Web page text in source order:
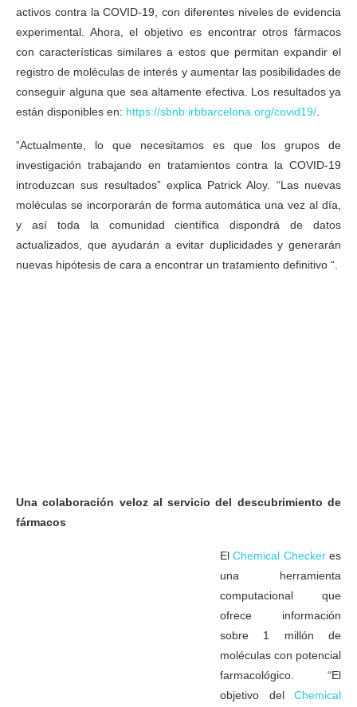
activos contra la COVID-19, con diferentes niveles de evidencia
experimental. Ahora, el objetivo es encontrar otros fármacos
con características similares a estos que permitan expandir el
registro de moléculas de interés y aumentar las posibilidades de
conseguir alguna que sea altamente efectiva. Los resultados ya
están disponibles en: https://sbnb.irbbarcelona.org/covid19/
“Actualmente, lo que necesitamos es que los grupos de
investigación trabajando en tratamientos contra la COVID-19
introduzcan sus resultados” explica Patrick Aloy. “Las nuevas
moléculas se incorporarán de forma automática una vez al día,
y así toda la comunidad científica dispondrá de datos
actualizados, que ayudarán a evitar duplicidades y generarán
nuevas hipótesis de cara a encontrar un tratamiento definitivo “.
Una colaboración veloz al servicio del descubrimiento de
fármacos
ElChemical Checkeres
una herramienta
computacional que
ofrece información
sobre 1 millón de
moléculas con potencial
farmacológico. “El
objetivo del Chemical